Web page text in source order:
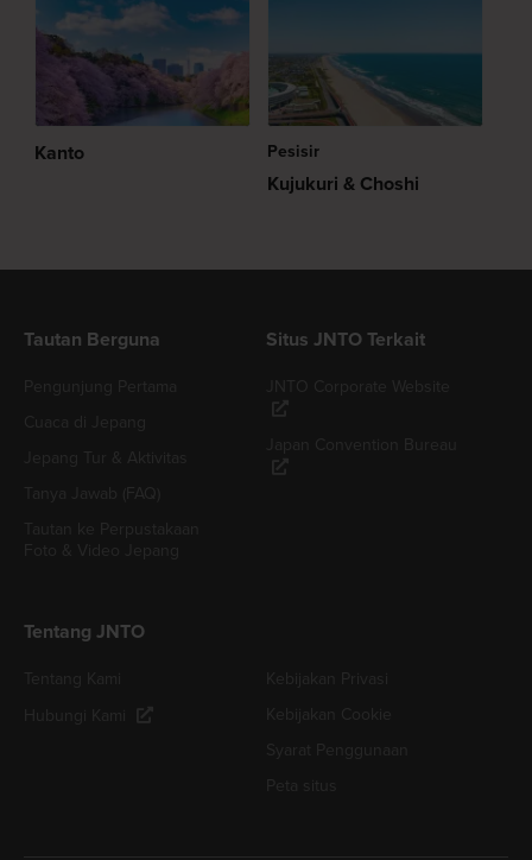
Kanto Pesisir
Kujukuri & Choshi
Tautan Berguna Situs JNTO Terkait
Tentang JNTO